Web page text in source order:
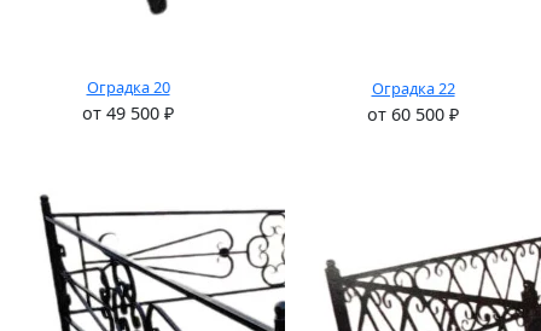
Оградка 20
от 49 500 ₽
Оградка 22
от 60 500 ₽